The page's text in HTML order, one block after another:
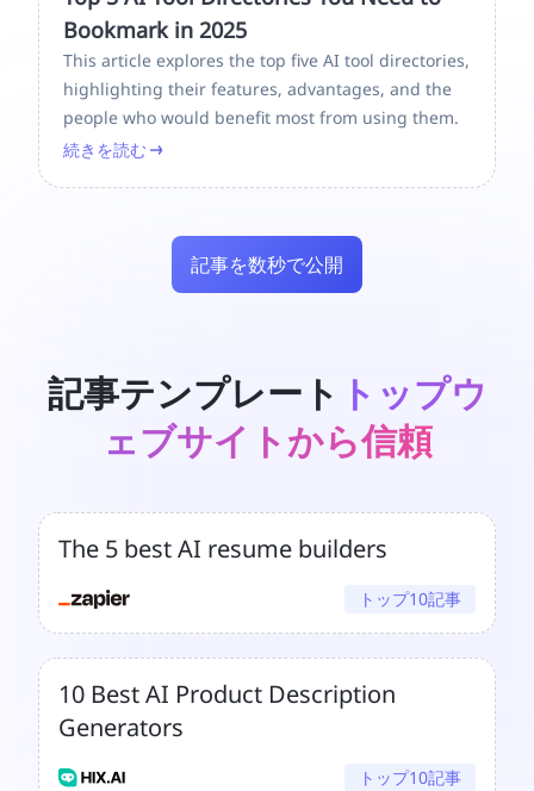
Bookmark in 2025
This article explores the top five AI tool directories,
highlighting their features, advantages, and the
people who would benefit most from using them.
続きを読む
記事を数秒で公開
記事テンプレート トップウ
ェブサイトから信頼
The 5 best AI resume builders
トップ10記事
10 Best AI Product Description
Generators
トップ10記事